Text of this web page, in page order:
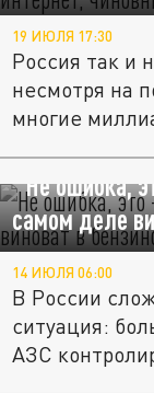
19 ИЮЛЯ 17:30
Россия так и
несмотря на
многие
"Не ошибка,
самом деле
14 ИЮЛЯ 06:00
В России
ситуация:
АЗС